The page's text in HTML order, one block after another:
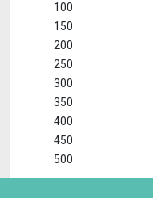
100
150
200
250
300
350
400
450
500